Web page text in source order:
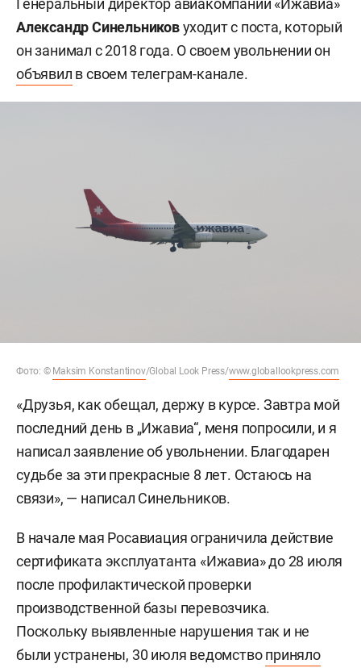
Генеральный директор авиакомпании «Ижавиа»
Александр Синельниковуходит с поста, который
он занимал с 2018 года. О своем увольнении он
объявил в своем телеграм-канале.
Фото: © Maksim Konstantinov/Global Look Press/www.globallookpress.com
«Друзья, как обещал, держу в курсе. Завтра мой
последний день в „Ижавиа“, меня попросили, и я
написал заявление об увольнении. Благодарен
судьбе за эти прекрасные 8 лет. Остаюсь на
связи», — написал Синельников.
В начале мая Росавиация ограничила действие
сертификата эксплуатанта «Ижавиа» до 28 июля
после профилактической проверки
производственной базы перевозчика.
Поскольку выявленные нарушения так и не
были устранены, 30 июля ведомствоприняло